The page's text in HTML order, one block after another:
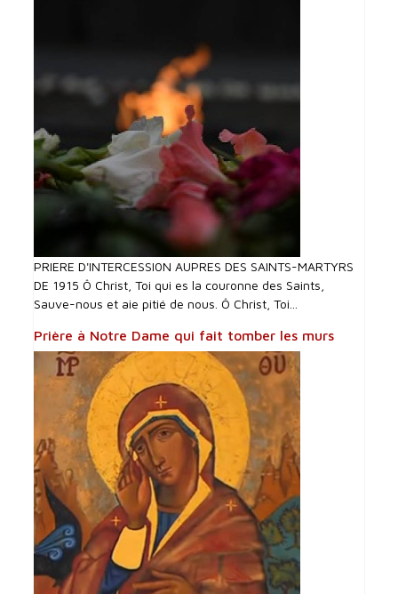
PRIERE D'INTERCESSI0N AUPRES DES SAINTS-MARTYRS
DE 1915 Ô Christ, Toi qui es la couronne des Saints,
Sauve-nous et aie pitié de nous. Ô Christ, Toi...
Prière à Notre Dame qui fait tomber les murs